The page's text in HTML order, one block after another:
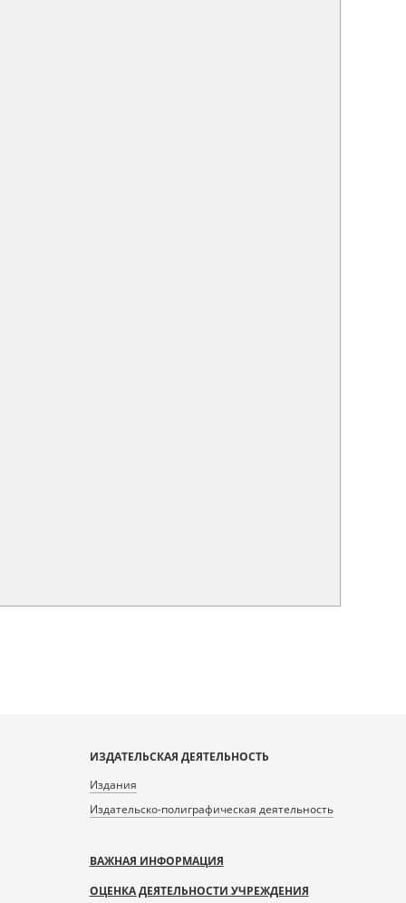
ИЗДАТЕЛЬСКАЯ ДЕЯТЕЛЬНОСТЬ
Издания
Издательско-полиграфическая деятельность
ВАЖНАЯ ИНФОРМАЦИЯ
ОЦЕНКА ДЕЯТЕЛЬНОСТИ УЧРЕЖДЕНИЯ